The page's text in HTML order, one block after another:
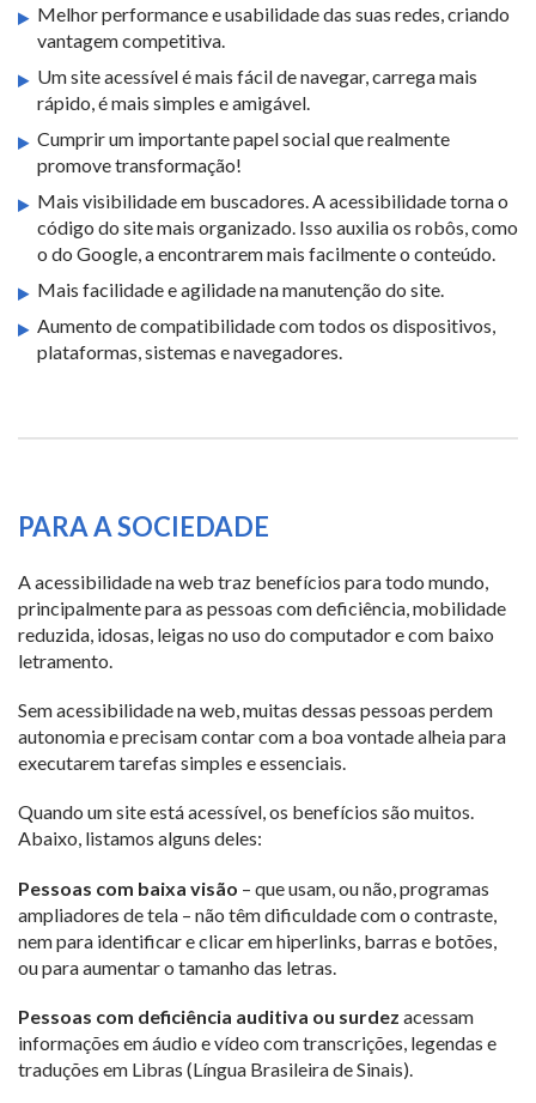
Melhor performance e usabilidade das suas redes, criando
vantagem competitiva.
Um site acessível é mais fácil de navegar, carrega mais
rápido, é mais simples e amigável.
Cumprir um importante papel social que realmente
promove transformação!
Mais visibilidade em buscadores. A acessibilidade torna o
código do site mais organizado. Isso auxilia os robôs, como
o do Google, a encontrarem mais facilmente o conteúdo.
Mais facilidade e agilidade na manutenção do site.
Aumento de compatibilidade com todos os dispositivos,
plataformas, sistemas e navegadores.
PARA A SOCIEDADE
A acessibilidade na web traz benefícios para todo mundo,
principalmente para as pessoas com deficiência, mobilidade
reduzida, idosas, leigas no uso do computador e com baixo
letramento.
Sem acessibilidade na web, muitas dessas pessoas perdem
autonomia e precisam contar com a boa vontade alheia para
executarem tarefas simples e essenciais.
Quando um site está acessível, os benefícios são muitos.
Abaixo, listamos alguns deles:
Pessoas com baixa visão – que usam, ou não, programas
ampliadores de tela – não têm dificuldade com o contraste,
nem para identificar e clicar em hiperlinks, barras e botões,
ou para aumentar o tamanho das letras.
Pessoas com deficiência auditiva ou surdez acessam
informações em áudio e vídeo com transcrições, legendas e
traduções em Libras (Língua Brasileira de Sinais).